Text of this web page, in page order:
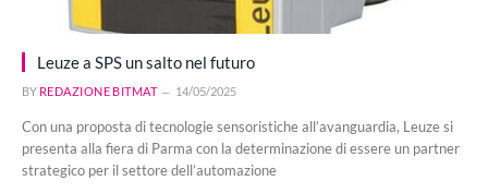
Leuze a SPS un salto nel futuro
BY REDAZIONE BITMAT 14/05/2025
Con una proposta di tecnologie sensoristiche all’avanguardia, Leuze si
presenta alla fiera di Parma con la determinazione di essere un partner
strategico per il settore dell’automazione